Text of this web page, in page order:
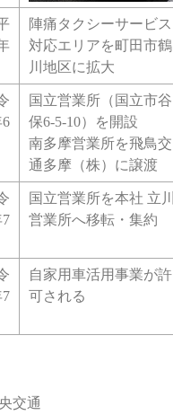
陣痛タクシーサービス
対応エリアを町田市鶴
川地区に拡大
国立営業所（国立市谷
保6-5-10）を開設
南多摩営業所を飛鳥交
通多摩（株）に譲渡
国立営業所を本社 立川
営業所へ移転・集約
自家用車活用事業が許
可される
交通